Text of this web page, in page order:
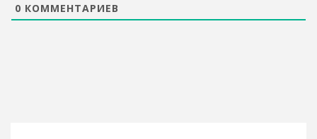
0 КОММЕНТАРИЕВ